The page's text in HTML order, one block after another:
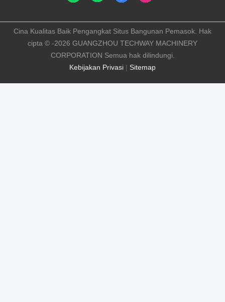
Kebijakan Privasi | Sitemap
Cina Kualitas Baik Pengangkat Situs Bangunan Pemasok. Hak
cipta © -2026 GUANGZHOU TECHWAY MACHINERY
CORPORATION Semua hak dilindungi.